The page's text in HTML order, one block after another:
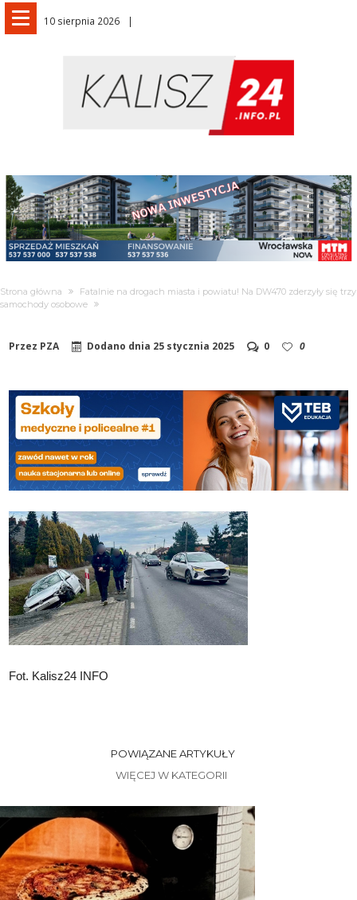
10 sierpnia 2026
Strona główna
Fatalnie na drogach miasta i powiatu! Na DW470 zderzyły się trzy
samochody osobowe
Przez PZA Dodano dnia 25 stycznia 2025 0 0
Fot. Kalisz24 INFO
POWIĄZANE ARTYKUŁY
WIĘCEJ W KATEGORII